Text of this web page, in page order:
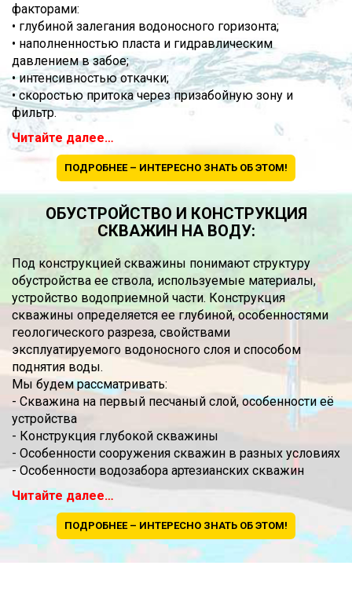
факторами:
• глубиной залегания водоносного горизонта;
• наполненностью пласта и гидравлическим
давлением в забое;
• интенсивностью откачки;
• скоростью притока через призабойную зону и
фильтр.
Читайте далее…
ПОДРОБНЕЕ – ИНТЕРЕСНО ЗНАТЬ ОБ ЭТОМ!
ОБУСТРОЙСТВО И КОНСТРУКЦИЯ
СКВАЖИН НА ВОДУ:
Под конструкцией скважины понимают структуру
обустройства ее ствола, используемые материалы,
устройство водоприемной части. Конструкция
скважины определяется ее глубиной, особенностями
геологического разреза, свойствами
эксплуатируемого водоносного слоя и способом
поднятия воды.
Мы будем рассматривать:
- Скважина на первый песчаный слой, особенности её
устройства
- Конструкция глубокой скважины
- Особенности сооружения скважин в разных условиях
- Особенности водозабора артезианских скважин
Читайте далее…
ПОДРОБНЕЕ – ИНТЕРЕСНО ЗНАТЬ ОБ ЭТОМ!